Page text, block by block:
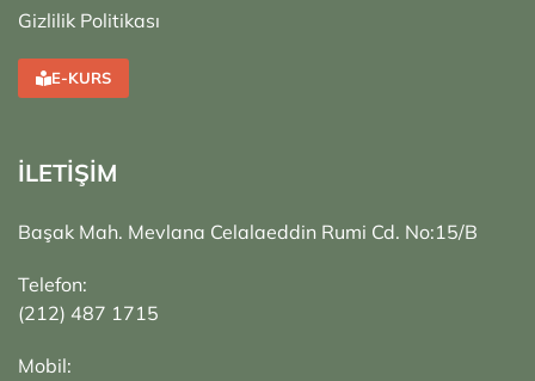
Gizlilik Politikası
E-KURS
İLETİŞİM
Başak Mah. Mevlana Celalaeddin Rumi Cd. No:15/B
Telefon:
(212) 487 1715
Mobil: